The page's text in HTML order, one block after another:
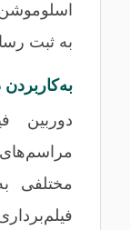
به ثبت
به‌کاربردن
دوربین
مختلفی